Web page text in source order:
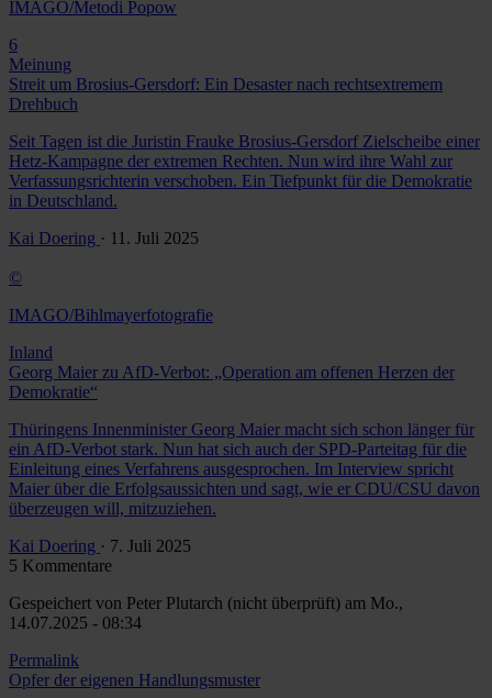
IMAGO/Metodi Popow
6
Meinung
Streit um Brosius-Gersdorf: Ein Desaster nach rechtsextremem
Drehbuch
Seit Tagen ist die Juristin Frauke Brosius-Gersdorf Zielscheibe einer
Hetz-Kampagne der extremen Rechten. Nun wird ihre Wahl zur
Verfassungsrichterin verschoben. Ein Tiefpunkt für die Demokratie
in Deutschland.
Kai Doering · 11. Juli 2025
©
IMAGO/Bihlmayerfotografie
Inland
Georg Maier zu AfD-Verbot: „Operation am offenen Herzen der
Demokratie“
Thüringens Innenminister Georg Maier macht sich schon länger für
ein AfD-Verbot stark. Nun hat sich auch der SPD-Parteitag für die
Einleitung eines Verfahrens ausgesprochen. Im Interview spricht
Maier über die Erfolgsaussichten und sagt, wie er CDU/CSU davon
überzeugen will, mitzuziehen.
Kai Doering · 7. Juli 2025
5 Kommentare
Gespeichert von Peter Plutarch (nicht überprüft) am Mo.,
14.07.2025 - 08:34
Permalink
Opfer der eigenen Handlungsmuster